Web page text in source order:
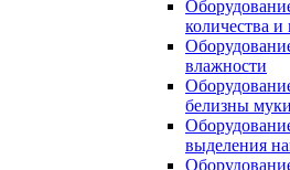
количества и
влажности
белизны муки
выделения